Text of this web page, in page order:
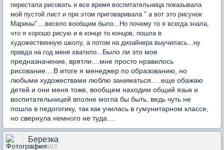
перестала рисовать и все время воспитательница показывала
мой пустой лист и при этом приговаривала " а вот это рисунок
Марины"....весело вообщем было...Но почему то я всегда знала,
что я хорошо рисую и в конце то концов, пошла в
художественную школу, а потом на дизайнера выучилась...ну
правда на год меня хватило... Было ли это мое
предназначение, врятли....мне просто нравилось
рисование....В итоге я менеджер по образованию, но
любыми художествами люблю заниматься.....еще обажаю
детей и они меня тоже, вообщем находим общий язык и
воспитательницей вполне могла бы быть, ведь чуть не
пошла в педогогику, так как училась в гумунитарном классе,
но свернула немного не туда....
Березка
15 авг 2013